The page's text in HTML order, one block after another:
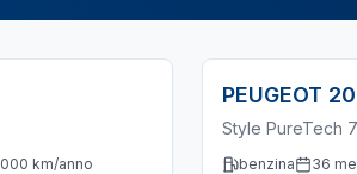
km/anno
PEUGEOT
Style PureTech
benzina 36